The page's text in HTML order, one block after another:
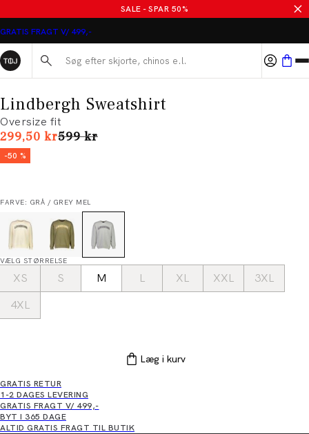
SALE - SPAR 50%
GRATIS FRAGT V/ 499,-
Søg her...
Lindbergh Sweatshirt
Oversize fit
299,50 krI alt (uden rabat)
599 kr
-50 %
FARVE: GRÅ / GREY MEL
VÆLG STØRRELSE
XS S M L XL XXL
3XL
4XL
Læg i kurv
GRATIS RETUR
1-2 DAGES LEVERING
GRATIS FRAGT V/ 499,-
BYT I 365 DAGE
ALTID GRATIS FRAGT TIL BUTIK